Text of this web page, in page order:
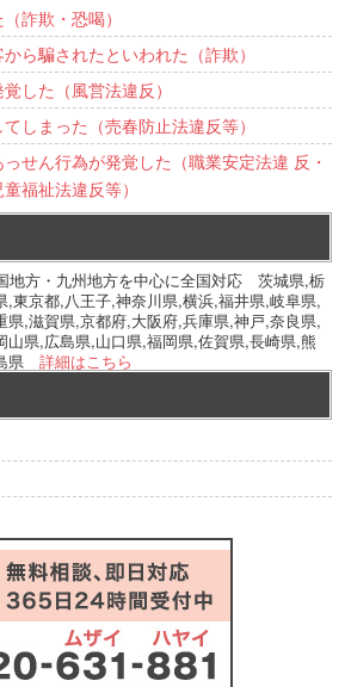
詐欺・恐喝）
ら騙されたといわれた（詐欺）
した（風営法違反）
しまった（売春防止法違反等）
せん行為が発覚した（職業安定法違 反・
福祉法違反等）
地方・九州地方を中心に全国対応 茨城県,栃
,東京都,八王子,神奈川県,横浜,福井県,岐阜県,
県,滋賀県,京都府,大阪府,兵庫県,神戸,奈良県,
山県,広島県,山口県,福岡県,佐賀県,長崎県,熊
島県詳細はこちら